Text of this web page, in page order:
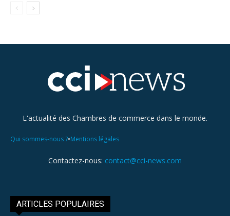
L'actualité des Chambres de commerce dans le monde.
Qui sommes-nous ?•Mentions légales
Contactez-nous: contact@cci-news.com
ARTICLES POPULAIRES